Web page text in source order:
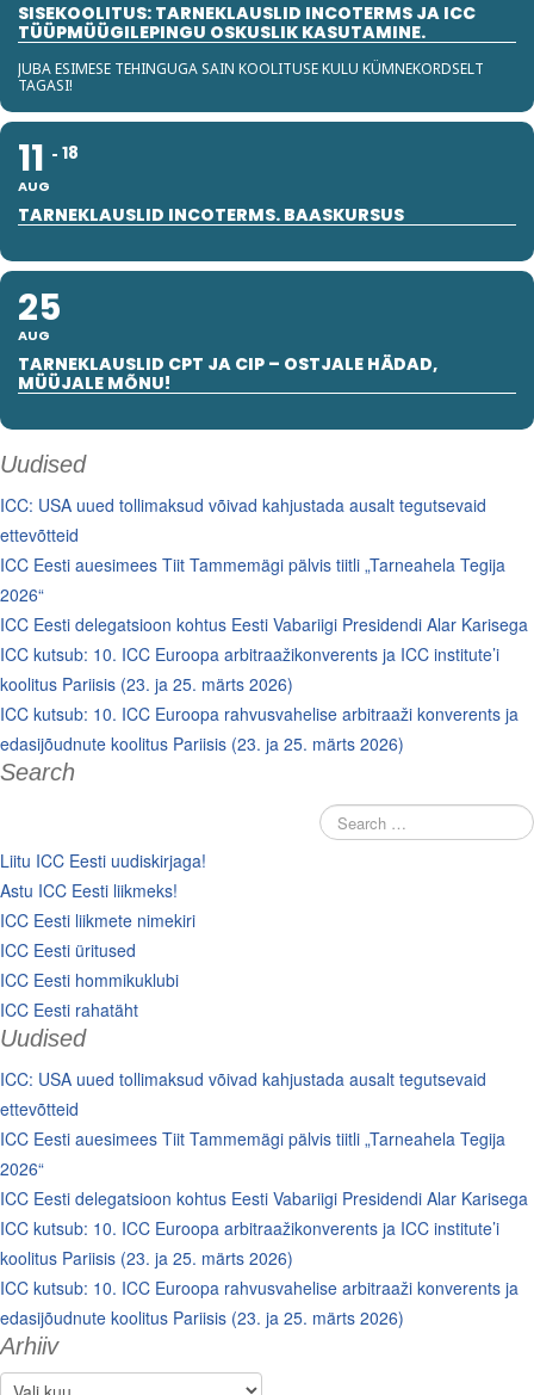
SISEKOOLITUS: TARNEKLAUSLID INCOTERMS JA ICC
TÜÜPMÜÜGILEPINGU OSKUSLIK KASUTAMINE.
JUBA ESIMESE TEHINGUGA SAIN KOOLITUSE KULU KÜMNEKORDSELT
TAGASI!
11
AUG
18
TARNEKLAUSLID INCOTERMS. BAASKURSUS
25
AUG
TARNEKLAUSLID CPT JA CIP – OSTJALE HÄDAD,
MÜÜJALE MÕNU!
Uudised
ICC: USA uued tollimaksud võivad kahjustada ausalt tegutsevaid
ettevõtteid
ICC Eesti auesimees Tiit Tammemägi pälvis tiitli „Tarneahela Tegija
2026“
ICC Eesti delegatsioon kohtus Eesti Vabariigi Presidendi Alar Karisega
ICC kutsub: 10. ICC Euroopa arbitraažikonverents ja ICC institute’i
koolitus Pariisis (23. ja 25. märts 2026)
ICC kutsub: 10. ICC Euroopa rahvusvahelise arbitraaži konverents ja
edasijõudnute koolitus Pariisis (23. ja 25. märts 2026)
Search
Liitu ICC Eesti uudiskirjaga!
Astu ICC Eesti liikmeks!
ICC Eesti liikmete nimekiri
ICC Eesti üritused
ICC Eesti hommikuklubi
ICC Eesti rahatäht
Uudised
ICC: USA uued tollimaksud võivad kahjustada ausalt tegutsevaid
ettevõtteid
ICC Eesti auesimees Tiit Tammemägi pälvis tiitli „Tarneahela Tegija
2026“
ICC Eesti delegatsioon kohtus Eesti Vabariigi Presidendi Alar Karisega
ICC kutsub: 10. ICC Euroopa arbitraažikonverents ja ICC institute’i
koolitus Pariisis (23. ja 25. märts 2026)
ICC kutsub: 10. ICC Euroopa rahvusvahelise arbitraaži konverents ja
edasijõudnute koolitus Pariisis (23. ja 25. märts 2026)
Arhiiv
Arhiiv